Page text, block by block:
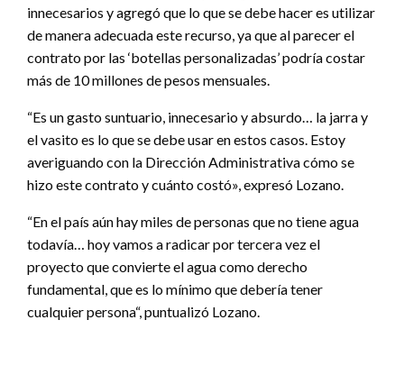
innecesarios y agregó que lo que se debe hacer es utilizar
de manera adecuada este recurso, ya que al parecer el
contrato por las ‘botellas personalizadas’ podría costar
más de 10 millones de pesos mensuales.
“Es un gasto suntuario, innecesario y absurdo… la jarra y
el vasito es lo que se debe usar en estos casos. Estoy
averiguando con la Dirección Administrativa cómo se
hizo este contrato y cuánto costó», expresó Lozano.
“En el país aún hay miles de personas que no tiene agua
todavía… hoy vamos a radicar por tercera vez el
proyecto que convierte el agua como derecho
fundamental, que es lo mínimo que debería tener
cualquier persona“, puntualizó Lozano.